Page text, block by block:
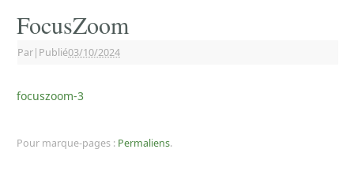
FocusZoom
Par| Publié03/10/2024
focuszoom-3
Pour marque-pages : Permaliens.